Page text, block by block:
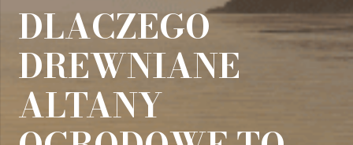
DLACZEGO
DREWNIANE
ALTANY